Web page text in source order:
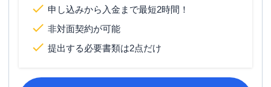
申し込みから入金まで最短2時間！
非対面契約が可能
提出する必要書類は2点だけ